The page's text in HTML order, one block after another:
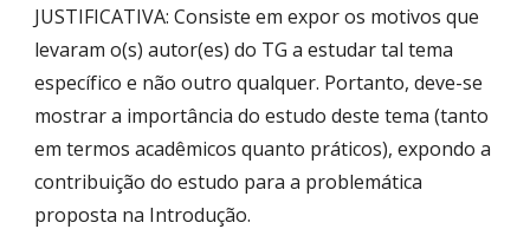
JUSTIFICATIVA: Consiste em expor os motivos que
levaram o(s) autor(es) do TG a estudar tal tema
específico e não outro qualquer. Portanto, deve-se
mostrar a importância do estudo deste tema (tanto
em termos acadêmicos quanto práticos), expondo a
contribuição do estudo para a problemática
proposta na Introdução.